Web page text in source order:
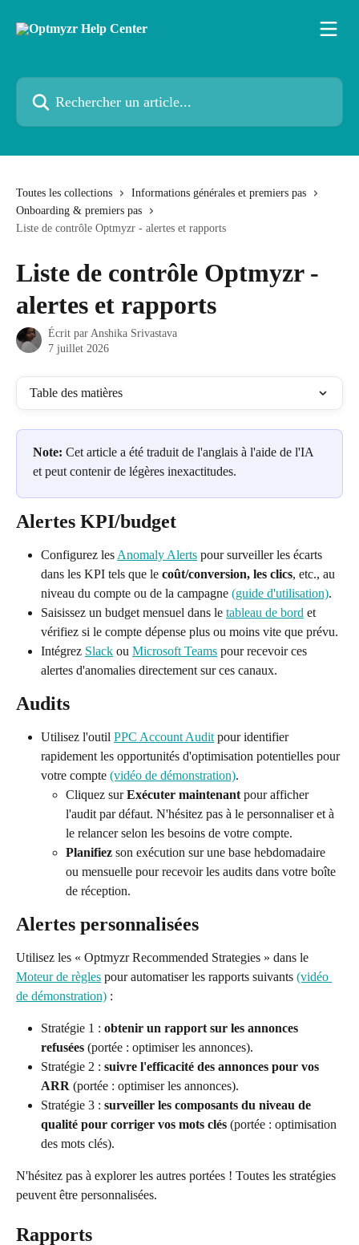
Rechercher un article...
Toutes les collections
Informations générales et premiers pas
Onboarding & premiers pas
Liste de contrôle Optmyzr - alertes et rapports
Liste de contrôle Optmyzr -
alertes et rapports
Écrit par Anshika Srivastava
7 juillet 2026
Table des matières
Note: Cet article a été traduit de l'anglais à l'aide de l'IA
et peut contenir de légères inexactitudes.
Alertes KPI/budget
Configurez les Anomaly Alerts pour surveiller les écarts
dans les KPI tels que le coût/conversion, les clics, etc., au
niveau du compte ou de la campagne (guide d'utilisation).
Saisissez un budget mensuel dans le tableau de bord et
vérifiez si le compte dépense plus ou moins vite que prévu.
Intégrez Slack ou Microsoft Teams pour recevoir ces
alertes d'anomalies directement sur ces canaux.
Audits
Utilisez l'outil PPC Account Audit pour identifier
rapidement les opportunités d'optimisation potentielles pour
votre compte (vidéo de démonstration).
Cliquez sur Exécuter maintenant pour afficher
l'audit par défaut. N'hésitez pas à le personnaliser et à
le relancer selon les besoins de votre compte.
Planifiez son exécution sur une base hebdomadaire
ou mensuelle pour recevoir les audits dans votre boîte
de réception.
Alertes personnalisées
Utilisez les « Optmyzr Recommended Strategies » dans le
Moteur de règles pour automatiser les rapports suivants (vidéo
de démonstration) :
Stratégie 1 : obtenir un rapport sur les annonces
refusées (portée : optimiser les annonces).
Stratégie 2 : suivre l'efficacité des annonces pour vos
ARR (portée : optimiser les annonces).
Stratégie 3 : surveiller les composants du niveau de
qualité pour corriger vos mots clés (portée : optimisation
des mots clés).
N'hésitez pas à explorer les autres portées ! Toutes les stratégies
peuvent être personnalisées.
Rapports